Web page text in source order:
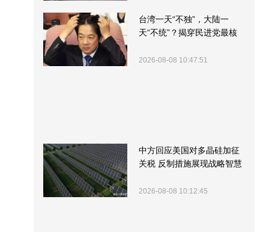
台湾一天“不独”，大陆一
天“不统”？揭穿民进党最核
2026-08-08 10:47:51
中方回应美国对多晶硅加征
关税 反制措施展现战略智慧
2026-08-08 10:12:45